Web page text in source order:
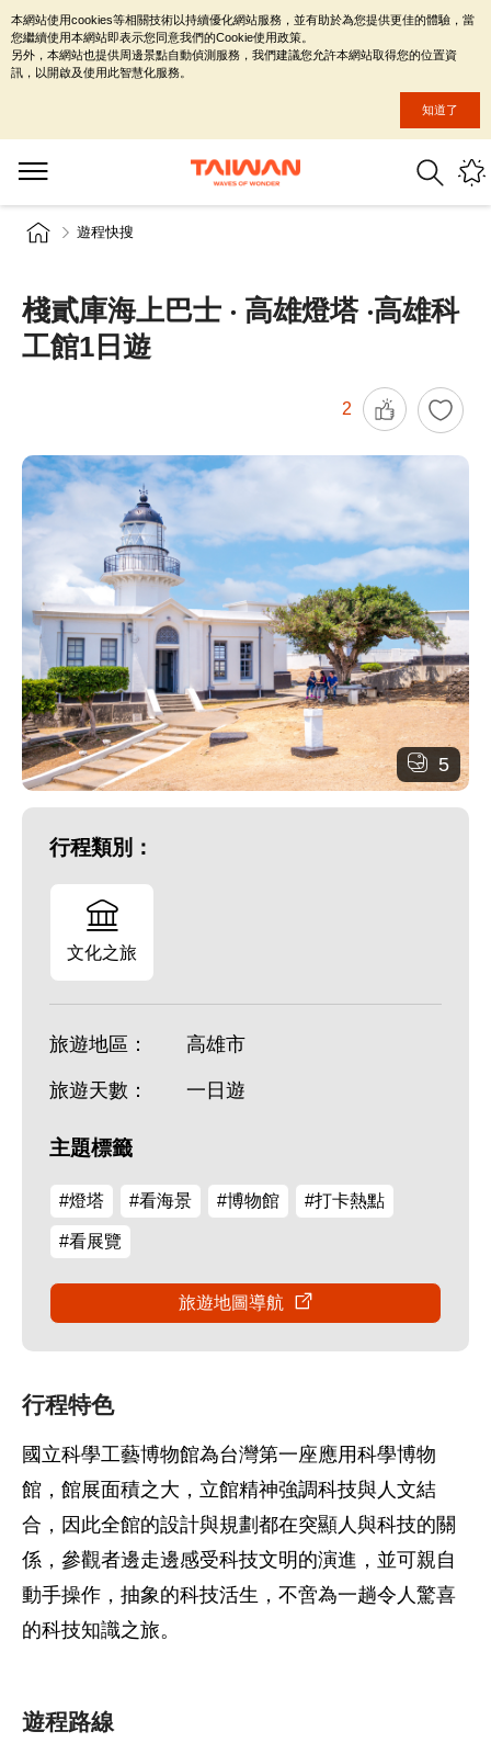
遊程快搜
棧貳庫海上巴士 ‧ 高雄燈塔 ‧高雄科
工館1日遊
2
5
行程類別：
文化之旅
旅遊地區： 高雄市
旅遊天數： 一日遊
主題標籤
#燈塔 #看海景 #博物館 #打卡熱點
#看展覽
旅遊地圖導航
行程特色
國立科學工藝博物館為台灣第一座應用科學博物
館，館展面積之大，立館精神強調科技與人文結
合，因此全館的設計與規劃都在突顯人與科技的關
係，參觀者邊走邊感受科技文明的演進，並可親自
動手操作，抽象的科技活生，不啻為一趟令人驚喜
的科技知識之旅。
遊程路線
本網站使用cookies等相關技術以持續優化網站服務，並有助於為您提供更佳的體驗，當
您繼續使用本網站即表示您同意我們的Cookie使用政策。
另外，本網站也提供周邊景點自動偵測服務，我們建議您允許本網站取得您的位置資
訊，以開啟及使用此智慧化服務。
知道了